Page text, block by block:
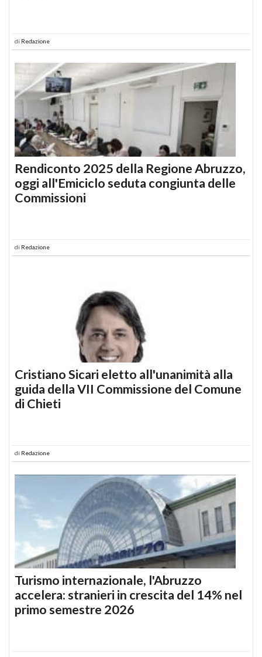
di Redazione
Rendiconto 2025 della Regione Abruzzo,
oggi all'Emiciclo seduta congiunta delle
Commissioni
di Redazione
Cristiano Sicari eletto all'unanimità alla
guida della VII Commissione del Comune
di Chieti
di Redazione
Turismo internazionale, l'Abruzzo
accelera: stranieri in crescita del 14% nel
primo semestre 2026